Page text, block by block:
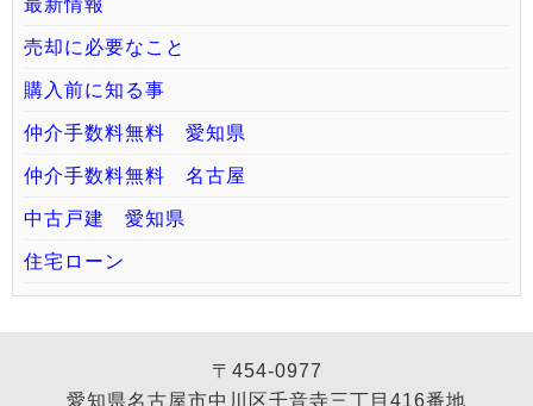
最新情報
売却に必要なこと
購入前に知る事
仲介手数料無料 愛知県
仲介手数料無料 名古屋
中古戸建 愛知県
住宅ローン
〒454-0977
愛知県名古屋市中川区千音寺三丁目416番地